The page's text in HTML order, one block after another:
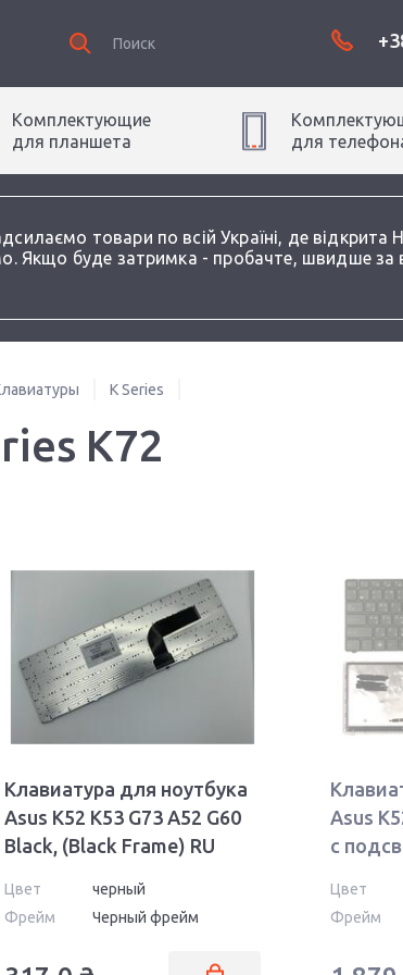
товари по всій Україні, де
Якщо буде затримка - пробачте, швидше за
Комплектующие
для планшета
для телефон
K Series
K72
Клавиатура для ноутбука
Asus K52 K53 G73 A52 G60
Black, (Black Frame) RU
Цвет
черный
Фрейм
Черный фрейм
Asus
с
Цвет
Фрейм